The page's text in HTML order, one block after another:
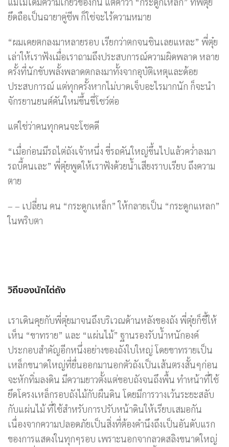
ยึดถือเป็นฉายาคู่ชีพ ก็ใช่จะไร้ความหมาย
“ผมเคยตกลงมาหลายรอบ เรียกว่าตกจนชินเลยแหละ” พี่ตุ๋ย
เล่าให้เราฟังเมื่อเราถามถึงประสบการณ์ความผิดพลาด หลาย
ครั้งที่นักขับพลั้งพลาดตกลงมาทั้งจากอุบัติเหตุและด้อย
ประสบการณ์ แต่ทุกครั้งหากไม่บาดเจ็บอะไรมากนัก ก็จะนำ
จักรยานยนต์คันใหม่ขึ้นขี่โชว์ต่อ
แต่ใช่ว่าคนทุกคนจะโชคดี
“เมื่อก่อนมีรถไต่ถังเจ้าหนึ่ง ขี่รถคันใหญ่ขึ้นไปแล้วคว่ำลงมา
รถบี้คนเละ” พี่ตุ๋ยพูดให้เราฟังด้วยน้ำเสียงราบเรียบ ถึงความ
ตาย
– – เปลี่ยน คน “กระดูกเหล็ก” ให้กลายเป็น “กระดูกแหลก”
ในพริบตา
วิถีของนักไต่ถัง
เราเดินคุยกับพี่ตุ๋ยมาจนถึงบริเวณด้านหลังของถัง พี่ตุ๋ยก็ชี้ให้
เห็น “ขาทราย” และ “แผ่นไม้” ฐานรองรับน้ำหนักองค์
ประกอบสำคัญอีกหนึ่งอย่างของถังใบใหญ่ โดยขาทรายเป็น
เหล็กขนาดใหญ่ที่ยื่นออกมานอกตัวถังเป็นเส้นตรงสั้นๆก่อน
จะหักทิ่มลงดิน มีความยาวตั้งแต่ขอบถังจนถึงพื้น ทำหน้าที่ใช้
ยึดโครงเหล็กรอบถังไม้กับผืนดิน โดยมีการวางเว้นระยะสลับ
กับแผ่นไม้ ที่ใช้สำหรับการปรับหน้าดินให้เรียบเสมอกัน
เนื่องจากความปลอดภัยเป็นสิ่งที่ต้องคำนึงถึงเป็นอันดับแรก
ของการแสดงในทุกๆรอบ เพราะนอกจากลวดสลิงขนาดใหญ่